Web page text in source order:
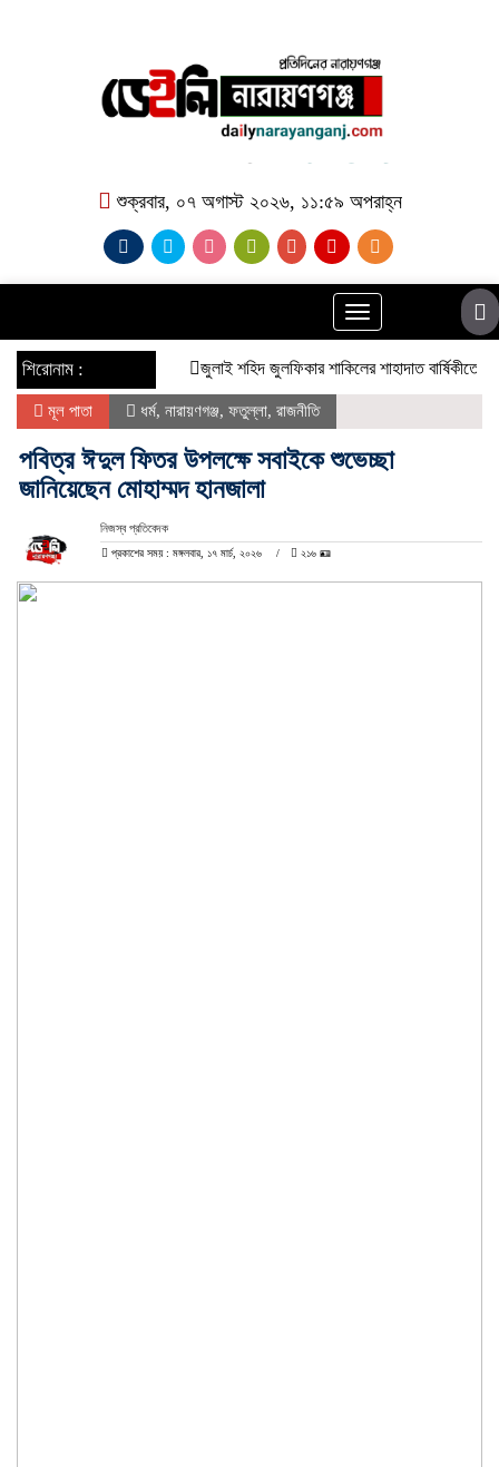
শুক্রবার, ০৭ অগাস্ট ২০২৬, ১১:৫৯ অপরাহ্ন
Toggle
navigation
শিরোনাম : ​জুলাই শহিদ জুলফিকার শাকিলের শাহাদাত বার্ষিকীতে ছাত্র
মূল পাতা ধর্ম, নারায়ণগঞ্জ, ফতুল্লা, রাজনীতি
পবিত্র ঈদুল ফিতর উপলক্ষে সবাইকে শুভেচ্ছা
জানিয়েছেন মোহাম্মদ হানজালা
নিজস্ব প্রতিবেদক
প্রকাশের সময় : মঙ্গলবার, ১৭ মার্চ, ২০২৬ ২১৬ 🪪